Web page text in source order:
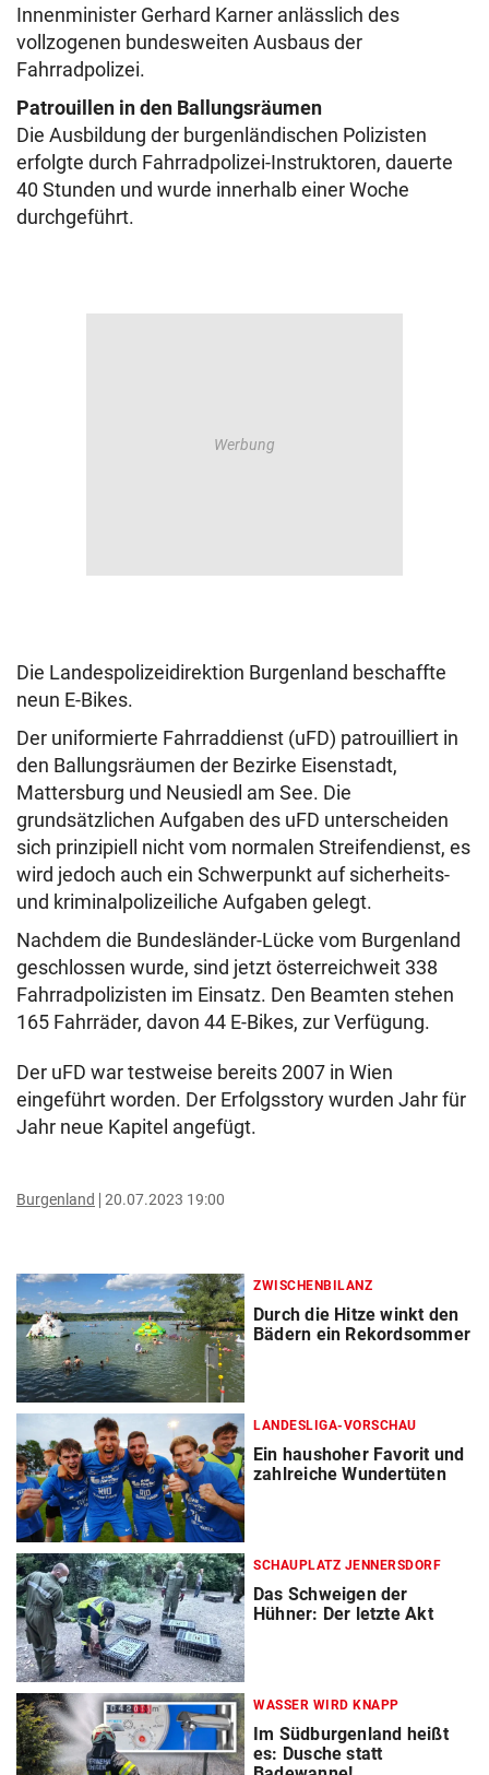
Innenminister Gerhard Karner anlässlich des
vollzogenen bundesweiten Ausbaus der
Fahrradpolizei.
Patrouillen in den Ballungsräumen
Die Ausbildung der burgenländischen Polizisten
erfolgte durch Fahrradpolizei-Instruktoren, dauerte
40 Stunden und wurde innerhalb einer Woche
durchgeführt.
Die Landespolizeidirektion Burgenland beschaffte
neun E-Bikes.
Der uniformierte Fahrraddienst (uFD) patrouilliert in
den Ballungsräumen der Bezirke Eisenstadt,
Mattersburg und Neusiedl am See. Die
grundsätzlichen Aufgaben des uFD unterscheiden
sich prinzipiell nicht vom normalen Streifendienst, es
wird jedoch auch ein Schwerpunkt auf sicherheits-
und kriminalpolizeiliche Aufgaben gelegt.
Nachdem die Bundesländer-Lücke vom Burgenland
geschlossen wurde, sind jetzt österreichweit 338
Fahrradpolizisten im Einsatz. Den Beamten stehen
165 Fahrräder, davon 44 E-Bikes, zur Verfügung.
Der uFD war testweise bereits 2007 in Wien
eingeführt worden. Der Erfolgsstory wurden Jahr für
Jahr neue Kapitel angefügt.
Burgenland 20.07.2023 19:00
ZWISCHENBILANZ
Durch die Hitze winkt den
Bädern ein Rekordsommer
LANDESLIGA-VORSCHAU
Ein haushoher Favorit und
zahlreiche Wundertüten
SCHAUPLATZ JENNERSDORF
Das Schweigen der
Hühner: Der letzte Akt
WASSER WIRD KNAPP
Im Südburgenland heißt
es: Dusche statt